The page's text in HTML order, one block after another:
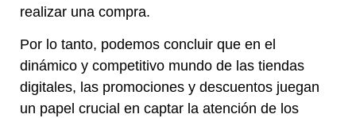
realizar una compra.
Por lo tanto, podemos concluir que en el
dinámico y competitivo mundo de las tiendas
digitales, las promociones y descuentos juegan
un papel crucial en captar la atención de los